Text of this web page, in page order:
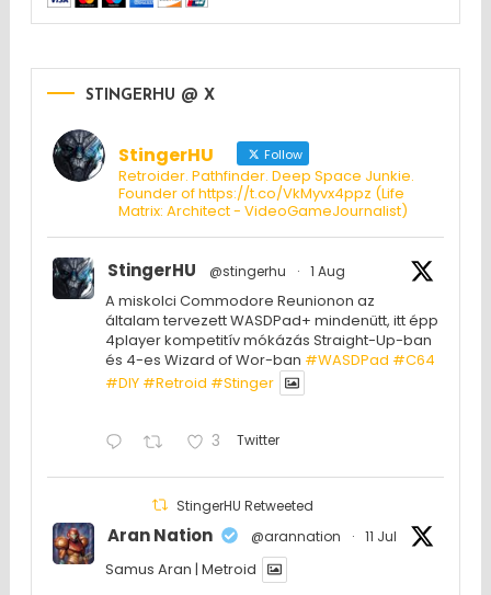
STINGERHU @ X
StingerHU Follow
Retroider. Pathfinder. Deep Space Junkie.
Founder of https://t.co/VkMyvx4ppz (Life
Matrix: Architect - VideoGameJournalist)
StingerHU @stingerhu · 1 Aug
A miskolci Commodore Reunionon az
általam tervezett WASDPad+ mindenütt, itt épp
4player kompetitív mókázás Straight-Up-ban
és 4-es Wizard of Wor-ban #WASDPad #C64
#DIY #Retroid #Stinger
3 Twitter
StingerHU Retweeted
Aran Nation @arannation · 11 Jul
Samus Aran | Metroid